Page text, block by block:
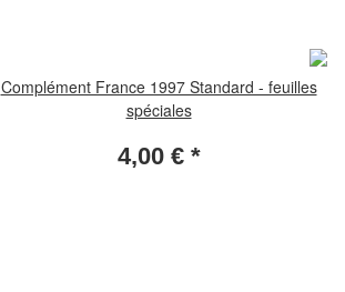
Complément France 1997 Standard - feuilles
spéciales
4,00 € *